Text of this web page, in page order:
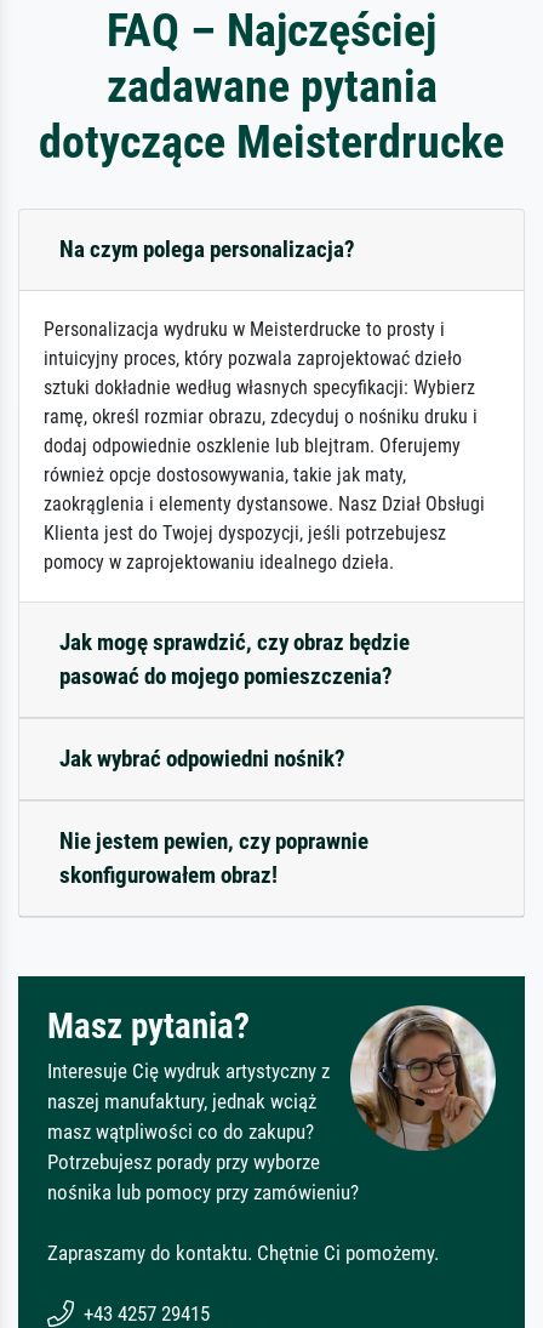
FAQ – Najczęściej
zadawane pytania
dotyczące Meisterdrucke
Na czym polega personalizacja?
Personalizacja wydruku w Meisterdrucke to prosty i
intuicyjny proces, który pozwala zaprojektować dzieło
sztuki dokładnie według własnych specyfikacji: Wybierz
ramę, określ rozmiar obrazu, zdecyduj o nośniku druku i
dodaj odpowiednie oszklenie lub blejtram. Oferujemy
również opcje dostosowywania, takie jak maty,
zaokrąglenia i elementy dystansowe. Nasz Dział Obsługi
Klienta jest do Twojej dyspozycji, jeśli potrzebujesz
pomocy w zaprojektowaniu idealnego dzieła.
Jak mogę sprawdzić, czy obraz będzie
pasować do mojego pomieszczenia?
Jak wybrać odpowiedni nośnik?
Nie jestem pewien, czy poprawnie
skonfigurowałem obraz!
Masz pytania?
Interesuje Cię wydruk artystyczny z
naszej manufaktury, jednak wciąż
masz wątpliwości co do zakupu?
Potrzebujesz porady przy wyborze
nośnika lub pomocy przy zamówieniu?
Zapraszamy do kontaktu. Chętnie Ci pomożemy.
+43 4257 29415